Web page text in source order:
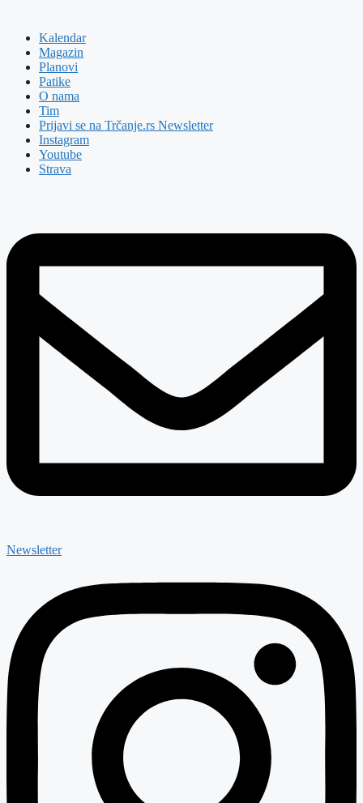
Kalendar
Magazin
Planovi
Patike
O nama
Tim
Prijavi se na Trčanje.rs Newsletter
Instagram
Youtube
Strava
Newsletter